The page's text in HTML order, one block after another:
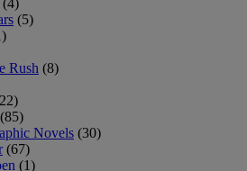
(4)
(5)
Rush (8)
(85)
Novels (30)
(67)
(1)